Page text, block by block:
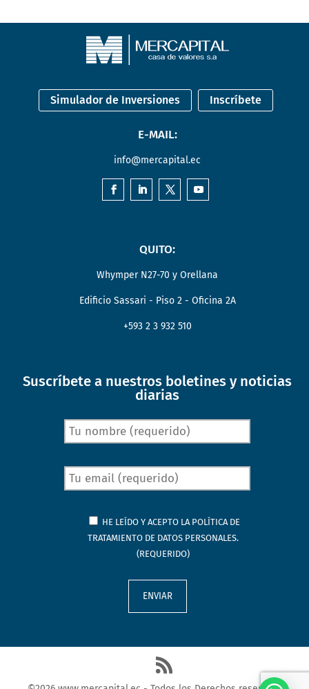
Simulador de Inversiones Inscríbete
E-MAIL:
info@mercapital.ec
QUITO:
Whymper N27-70 y Orellana
Edificio Sassari - Piso 2 - Oficina 2A
+593 2 3 932 510
Suscríbete a nuestros boletines y noticias
diarias
HE LEÍDO Y ACEPTO LA POLÍTICA DE
TRATAMIENTO DE DATOS PERSONALES.
(REQUERIDO)